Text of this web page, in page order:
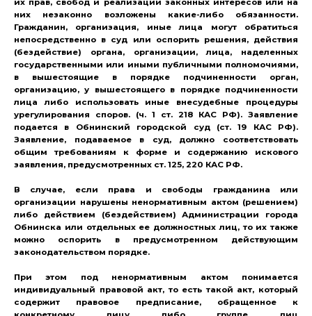
них незаконно возложены какие-либо обязанности.
Гражданин, организация, иные лица могут обратиться
непосредственно в суд или оспорить решения, действия
(бездействие) органа, организации, лица, наделенных
государственными или иными публичными полномочиями,
в вышестоящие в порядке подчиненности орган,
организацию, у вышестоящего в порядке подчиненности
лица либо использовать иные внесудебные процедуры
урегулирования споров. (ч. 1 ст. 218 КАС РФ). Заявление
подается в Обнинский городской суд (ст. 19 КАС РФ).
Заявление, подаваемое в суд, должно соответствовать
общим требованиям к форме и содержанию искового
заявления, предусмотренных ст. 125, 220 КАС РФ.
В случае, если права и свободы гражданина или
организации нарушены ненормативным актом (решением)
либо действием (бездействием) Администрации города
Обнинска или отдельных ее должностных лиц, то их также
можно оспорить в предусмотренном действующим
законодательством порядке.
При этом под ненормативным актом понимается
индивидуальный правовой акт, то есть такой акт, который
содержит правовое предписание, обращенное к